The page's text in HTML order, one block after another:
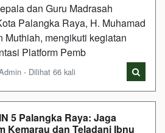
dan Guru Madrasah
Palangka Raya, H. Muhamad
Muthiah, mengikuti kegiatan
Platform Pemb
- Dilihat 66 kali
5 Palangka Raya: Jaga
Kemarau dan Teladani Ibnu